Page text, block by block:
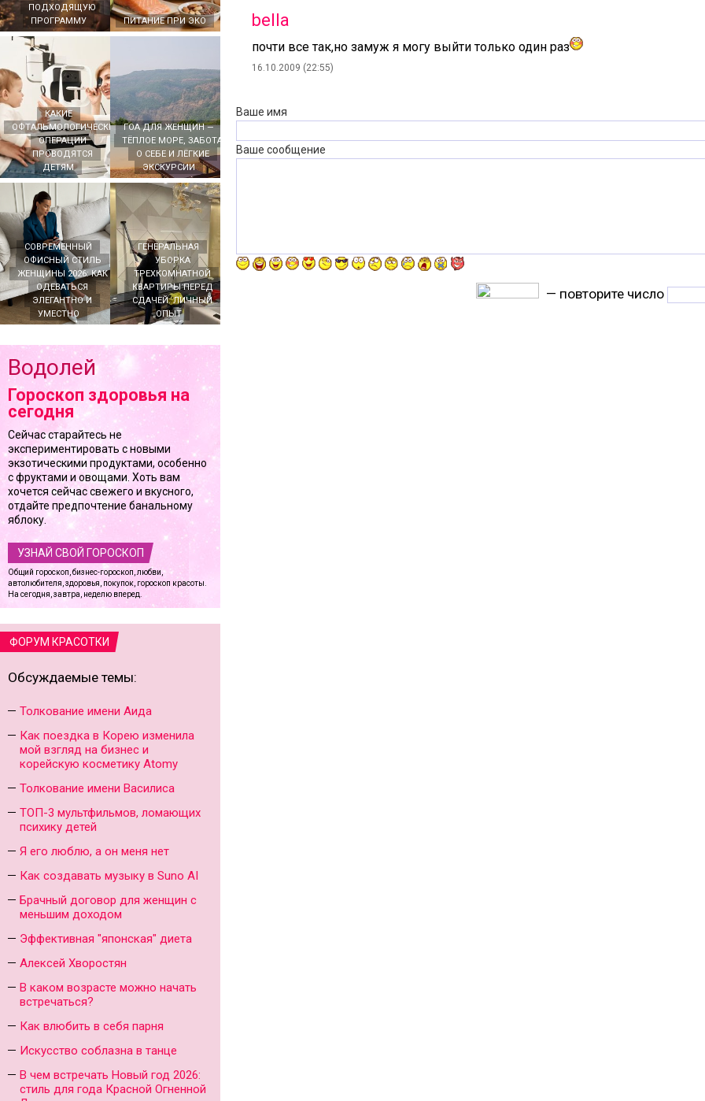
ПОДХОДЯЩУЮ
ПРОГРАММУ
ПИТАНИЕ ПРИ ЭКО
КАКИЕ
ОФТАЛЬМОЛОГИЧЕСКИЕ
ОПЕРАЦИИ
ПРОВОДЯТСЯ
ДЕТЯМ
ГОА ДЛЯ ЖЕНЩИН —
ТЁПЛОЕ МОРЕ, ЗАБОТА
О СЕБЕ И ЛЁГКИЕ
ЭКСКУРСИИ
СОВРЕМЕННЫЙ
ОФИСНЫЙ СТИЛЬ
ЖЕНЩИНЫ 2026: КАК
ОДЕВАТЬСЯ
ЭЛЕГАНТНО И
УМЕСТНО
ГЕНЕРАЛЬНАЯ
УБОРКА
ТРЕХКОМНАТНОЙ
КВАРТИРЫ ПЕРЕД
СДАЧЕЙ: ЛИЧНЫЙ
ОПЫТ
Водолей
Гороскоп здоровья на
сегодня
Сейчас старайтесь не
экспериментировать с новыми
экзотическими продуктами, особенно
с фруктами и овощами. Хоть вам
хочется сейчас свежего и вкусного,
отдайте предпочтение банальному
яблоку.
УЗНАЙ СВОЙ ГОРОСКОП
Общий гороскоп, бизнес-гороскоп, любви,
автолюбителя, здоровья, покупок, гороскоп красоты.
На сегодня, завтра, неделю вперед.
ФОРУМ КРАСОТКИ
Обсуждаемые темы:
Толкование имени Аида
Как поездка в Корею изменила
мой взгляд на бизнес и
корейскую косметику Atomy
Толкование имени Василиса
ТОП-3 мультфильмов, ломающих
психику детей
Я его люблю, а он меня нет
Как создавать музыку в Suno AI
Брачный договор для женщин с
меньшим доходом
Эффективная "японская" диета
Алексей Хворостян
В каком возрасте можно начать
встречаться?
Как влюбить в себя парня
Искусство соблазна в танце
В чем встречать Новый год 2026:
стиль для года Красной Огненной
bella
почти все так,но замуж я могу выйти только один раз
16.10.2009 (22:55)
Ваше имя
Ваше сообщение
— повторите число